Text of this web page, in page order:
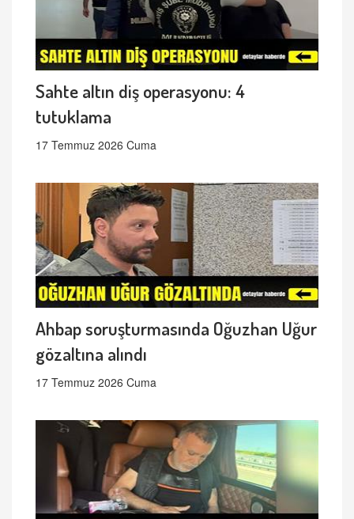
Sahte altın diş operasyonu: 4
tutuklama
17 Temmuz 2026 Cuma
Ahbap soruşturmasında Oğuzhan Uğur
gözaltına alındı
17 Temmuz 2026 Cuma